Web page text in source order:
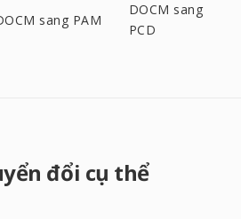
sang PAM
DOCM sang
PCD
đổi cụ thể